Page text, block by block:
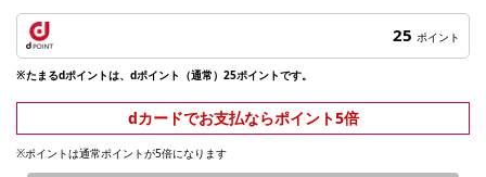
25 ポイント
※たまるdポイントは、dポイント（通常）25ポイントです。
dカードでお支払ならポイント5倍
※ポイントは通常ポイントが5倍になります